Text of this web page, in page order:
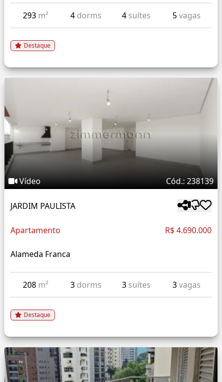
293 m² 4 dorms 4 suítes 5vagas
Destaque
Vídeo Cód.: 238139
JARDIM PAULISTA
Apartamento R$ 4.690.000
Alameda Franca
208 m² 3 dorms 3 suítes 3vagas
Destaque